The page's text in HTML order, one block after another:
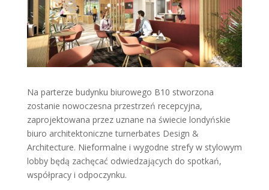
Na parterze budynku biurowego B10 stworzona
zostanie nowoczesna przestrzeń recepcyjna,
zaprojektowana przez uznane na świecie londyńskie
biuro architektoniczne turnerbates Design &
Architecture. Nieformalne i wygodne strefy w stylowym
lobby będą zachęcać odwiedzających do spotkań,
współpracy i odpoczynku.